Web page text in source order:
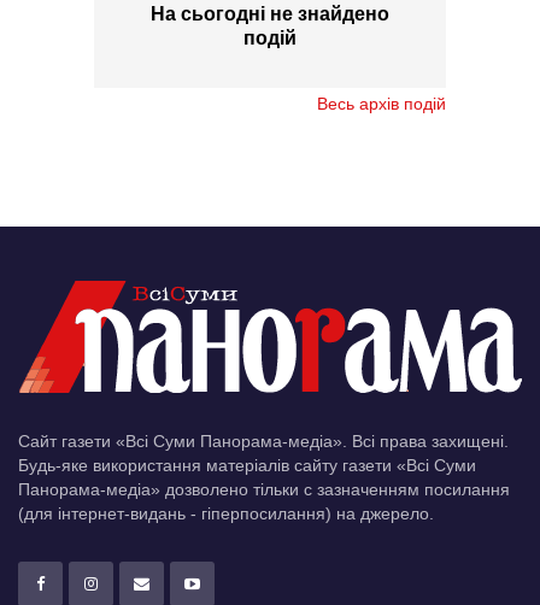
На сьогодні не знайдено
подій
Весь архів подій
Сайт газети «Всі Суми Панорама-медіа». Всі права захищені.
Будь-яке використання матеріалів сайту газети «Всі Суми
Панорама-медіа» дозволено тільки c зазначенням посилання
(для інтернет-видань - гіперпосилання) на джерело.